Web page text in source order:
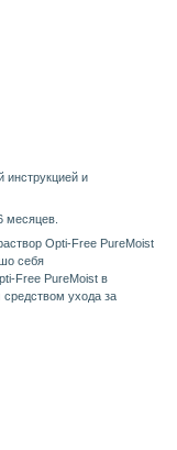
инструкцией и
месяцев.
Opti-Free PureMoist
себя
Free PureMoist в
ухода за